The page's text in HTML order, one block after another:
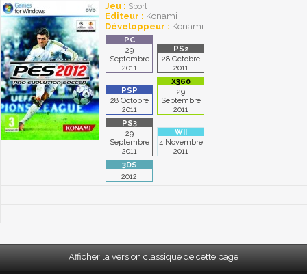
Jeu : Sport
Editeur : Konami
Développeur : Konami
29
Septembre
2011
28 Octobre
2011
28 Octobre
2011
29
Septembre
2011
29
Septembre
2011
4 Novembre
2011
2012
Afficher la version classique de cette page